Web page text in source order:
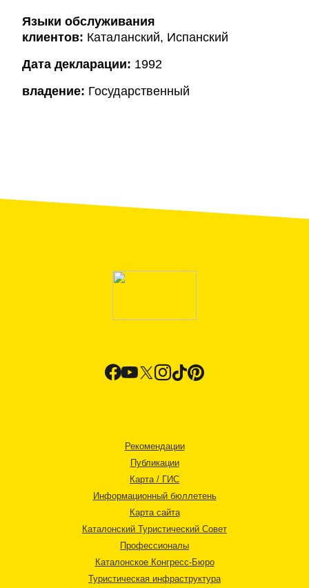
Языки обслуживания
клиентов: Каталанский, Испанский
Дата декларации: 1992
владение: Государственный
Рекомендации
Публикации
Карта / ГИС
Информационный бюллетень
Карта сайта
Каталонский Туристический Совет
Профессионалы
Каталонское Конгресс-Бюро
Туристическая инфраструктура